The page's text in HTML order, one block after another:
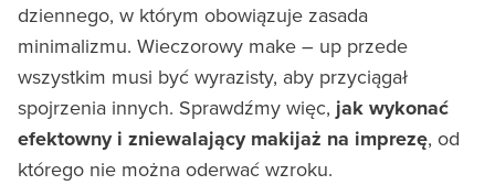
dziennego, w którym obowiązuje zasada
minimalizmu. Wieczorowy make – up przede
wszystkim musi być wyrazisty, aby przyciągał
spojrzenia innych. Sprawdźmy więc, jak wykonać
efektowny i zniewalający makijaż na imprezę, od
którego nie można oderwać wzroku.